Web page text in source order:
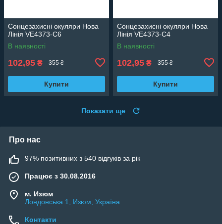
Сонцезахисні окуляри Нова
Лінія VE4373-C6
В наявності
102,95 ₴ 355 ₴
Купити
Сонцезахисні окуляри Нова
Лінія VE4373-C4
В наявності
102,95 ₴ 355 ₴
Купити
Показати ще
Про нас
97% позитивних з 540 відгуків за рік
Працює з 30.08.2016
м. Изюм
Лондонська 1, Изюм, Україна
Контакти